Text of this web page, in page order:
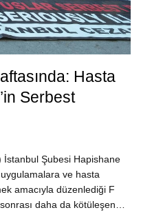
Hasta
Serbest
İstanbul Şubesi Hapishane
ve hasta
amacıyla düzenlediği F
daha da kötüleşen…